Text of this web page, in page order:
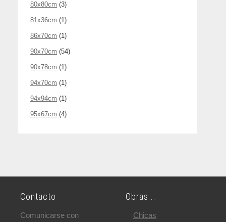
80x80cm (3)
81x36cm (1)
86x70cm (1)
90x70cm (54)
90x78cm (1)
94x70cm (1)
94x94cm (1)
95x67cm (4)
Contacto
Comunicarse con
Obras...
Chicas